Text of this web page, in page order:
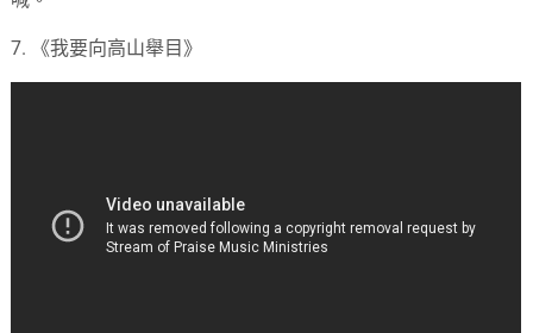
7. 《我要向高山舉目》